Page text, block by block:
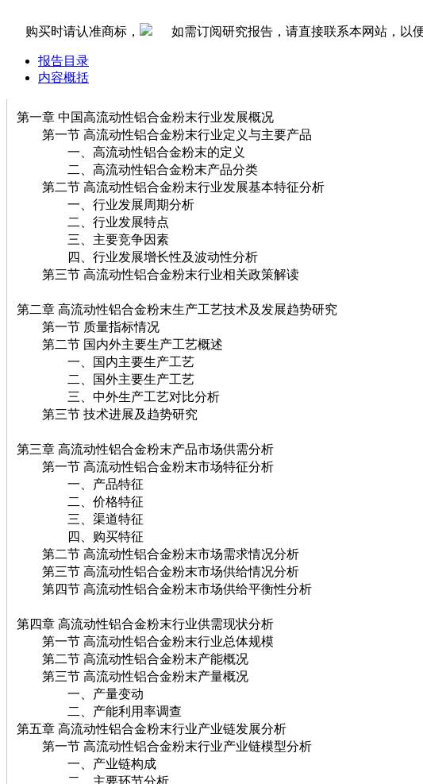
购买时请认准商标， 如需订阅研究报告，请直接联系本网站，以
报告目录
内容概括
第一章 中国高流动性铝合金粉末行业发展概况
第一节 高流动性铝合金粉末行业定义与主要产品
一、高流动性铝合金粉末的定义
二、高流动性铝合金粉末产品分类
第二节 高流动性铝合金粉末行业发展基本特征分析
一、行业发展周期分析
二、行业发展特点
三、主要竞争因素
四、行业发展增长性及波动性分析
第三节 高流动性铝合金粉末行业相关政策解读
第二章 高流动性铝合金粉末生产工艺技术及发展趋势研究
第一节 质量指标情况
第二节 国内外主要生产工艺概述
一、国内主要生产工艺
二、国外主要生产工艺
三、中外生产工艺对比分析
第三节 技术进展及趋势研究
第三章 高流动性铝合金粉末产品市场供需分析
第一节 高流动性铝合金粉末市场特征分析
一、产品特征
二、价格特征
三、渠道特征
四、购买特征
第二节 高流动性铝合金粉末市场需求情况分析
第三节 高流动性铝合金粉末市场供给情况分析
第四节 高流动性铝合金粉末市场供给平衡性分析
第四章 高流动性铝合金粉末行业供需现状分析
第一节 高流动性铝合金粉末行业总体规模
第二节 高流动性铝合金粉末产能概况
第三节 高流动性铝合金粉末产量概况
一、产量变动
二、产能利用率调查
第五章 高流动性铝合金粉末行业产业链发展分析
第一节 高流动性铝合金粉末行业产业链模型分析
一、产业链构成
二、主要环节分析